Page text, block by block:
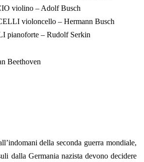
violino – Adolf Busch
violoncello – Hermann Busch
pianoforte – Rudolf Serkin
Beethoven
della seconda guerra mondiale,
dalla Germania nazista devono decidere